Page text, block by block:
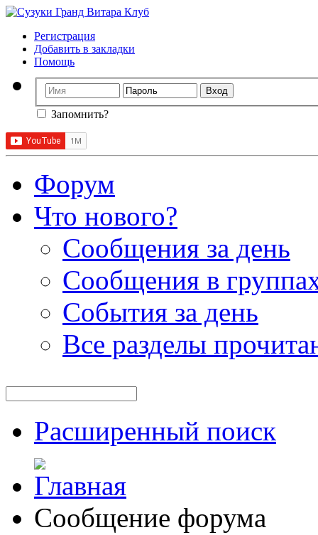
Регистрация
Добавить в закладки
Помощь
Запомнить?
Форум
Что нового?
Сообщения за день
Сообщения в
События за день
Все разделы
Расширенный поиск
Сообщение форума